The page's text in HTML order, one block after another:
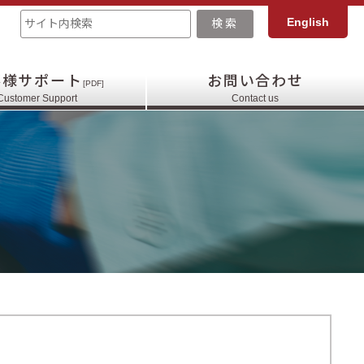
English
サポート [PDF]
Support
お問い合わせ
Contact us